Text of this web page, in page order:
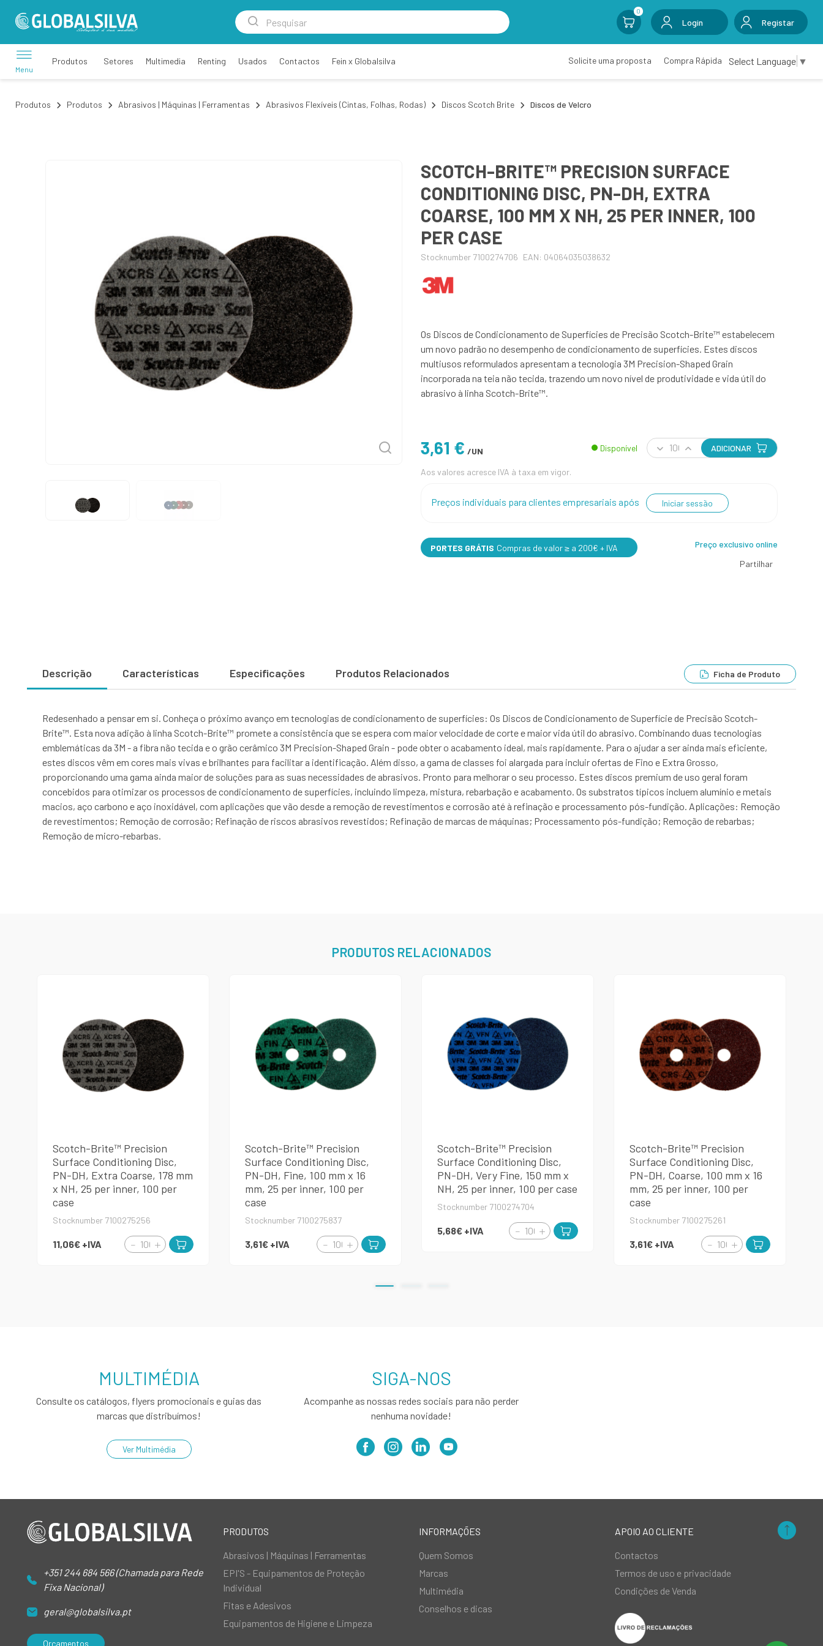
0
Login Registar
Menu
Produtos Setores Multimedia Renting Usados Contactos Fein x Globalsilva Solicite uma proposta Compra Rápida Select Language ▼
Produtos Produtos Abrasivos | Máquinas | Ferramentas Abrasivos Flexíveis (Cintas, Folhas, Rodas) Discos Scotch Brite Discos de Velcro
SCOTCH-BRITE™ PRECISION SURFACE
CONDITIONING DISC, PN-DH, EXTRA
COARSE, 100 MM X NH, 25 PER INNER, 100
PER CASE
Stocknumber 7100274706 EAN: 04064035038632
Os Discos de Condicionamento de Superfícies de Precisão Scotch-Brite™ estabelecem
um novo padrão no desempenho de condicionamento de superfícies. Estes discos
multiusos reformulados apresentam a tecnologia 3M Precision-Shaped Grain
incorporada na teia não tecida, trazendo um novo nível de produtividade e vida útil do
abrasivo à linha Scotch-Brite™.
3,61 € /UN Disponível ADICIONAR
Aos valores acresce IVA à taxa em vigor.
Preços individuais para clientes empresariais após Iniciar sessão
PORTES GRÁTIS Compras de valor ≥ a 200€ + IVA
Preço exclusivo online
Partilhar
Descrição Características Especificações Produtos Relacionados Ficha de Produto
Redesenhado a pensar em si. Conheça o próximo avanço em tecnologias de condicionamento de superfícies: Os Discos de Condicionamento de Superfície de Precisão Scotch-
Brite™. Esta nova adição à linha Scotch-Brite™ promete a consistência que se espera com maior velocidade de corte e maior vida útil do abrasivo. Combinando duas tecnologias
emblemáticas da 3M - a fibra não tecida e o grão cerâmico 3M Precision-Shaped Grain - pode obter o acabamento ideal, mais rapidamente. Para o ajudar a ser ainda mais eficiente,
estes discos vêm em cores mais vivas e brilhantes para facilitar a identificação. Além disso, a gama de classes foi alargada para incluir ofertas de Fino e Extra Grosso,
proporcionando uma gama ainda maior de soluções para as suas necessidades de abrasivos. Pronto para melhorar o seu processo. Estes discos premium de uso geral foram
concebidos para otimizar os processos de condicionamento de superfícies, incluindo limpeza, mistura, rebarbação e acabamento. Os substratos típicos incluem alumínio e metais
macios, aço carbono e aço inoxidável, com aplicações que vão desde a remoção de revestimentos e corrosão até à refinação e processamento pós-fundição. Aplicações: Remoção
de revestimentos; Remoção de corrosão; Refinação de riscos abrasivos revestidos; Refinação de marcas de máquinas; Processamento pós-fundição; Remoção de rebarbas;
Remoção de micro-rebarbas.
PRODUTOS RELACIONADOS
Scotch-Brite™ Precision
Surface Conditioning Disc,
PN-DH, Extra Coarse, 178 mm
x NH, 25 per inner, 100 per
case
Stocknumber 7100275256
11,06€ +IVA
Scotch-Brite™ Precision
Surface Conditioning Disc,
PN-DH, Fine, 100 mm x 16
mm, 25 per inner, 100 per
case
Stocknumber 7100275837
3,61€ +IVA
Scotch-Brite™ Precision
Surface Conditioning Disc,
PN-DH, Very Fine, 150 mm x
NH, 25 per inner, 100 per case
Stocknumber 7100274704
5,68€ +IVA
Scotch-Brite™ Precision
Surface Conditioning Disc,
PN-DH, Coarse, 100 mm x 16
mm, 25 per inner, 100 per
case
Stocknumber 7100275261
3,61€ +IVA
MULTIMÉDIA
Consulte os catálogos, flyers promocionais e guias das
marcas que distribuímos!
Ver Multimédia
SIGA-NOS
Acompanhe as nossas redes sociais para não perder
nenhuma novidade!
+351 244 684 566 (Chamada para Rede
Fixa Nacional)
geral@globalsilva.pt
Orçamentos
PRODUTOS
Abrasivos | Máquinas | Ferramentas
EPI'S - Equipamentos de Proteção
Individual
Fitas e Adesivos
Equipamentos de Higiene e Limpeza
INFORMAÇÕES
Quem Somos
Marcas
Multimédia
Conselhos e dicas
APOIO AO CLIENTE
Contactos
Termos de uso e privacidade
Condições de Venda